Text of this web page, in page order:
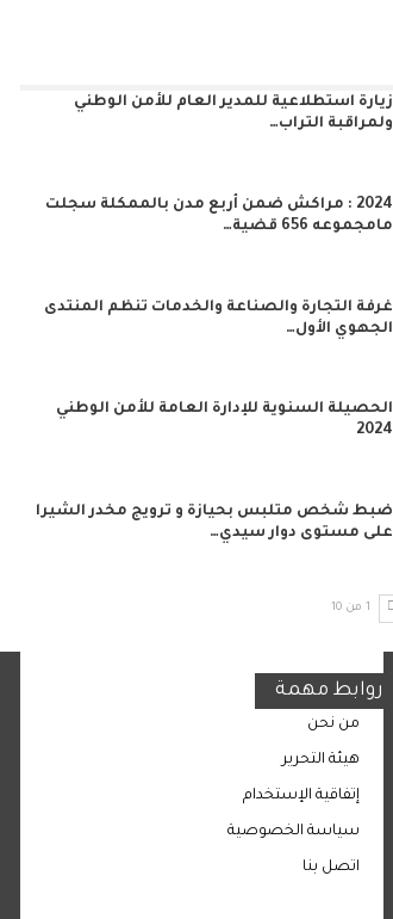
زيارة استطلاعية للمدير العام للأمن الوطني
ولمراقبة التراب…
2024 : مراكش ضمن أربع مدن بالممكلة سجلت
مامجموعه 656 قضية…
غرفة التجارة والصناعة والخدمات تنظم المنتدى
الجهوي الأول…
الحصيلة السنوية للإدارة العامة للأمن الوطني
2024
ضبط شخص متلبس بحيازة و ترويج مخدر الشيرا
على مستوى دوار سيدي…
1 من 10
روابط مهمة
من نحن
هيئة التحرير
إتفاقية الإستخدام
سياسة الخصوصية
اتصل بنا